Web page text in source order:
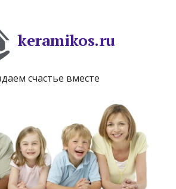
keramikos.ru
счастье вместе